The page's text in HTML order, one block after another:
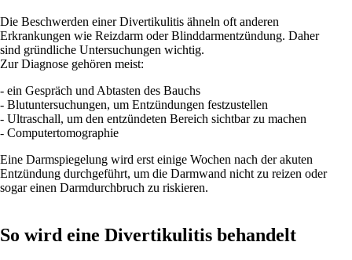
Die Beschwerden einer Divertikulitis ähneln oft anderen
Erkrankungen wie Reizdarm oder Blinddarmentzündung. Daher
sind gründliche Untersuchungen wichtig.
Zur Diagnose gehören meist:
- ein Gespräch und Abtasten des Bauchs
- Blutuntersuchungen, um Entzündungen festzustellen
- Ultraschall, um den entzündeten Bereich sichtbar zu machen
- Computertomographie
Eine Darmspiegelung wird erst einige Wochen nach der akuten
Entzündung durchgeführt, um die Darmwand nicht zu reizen oder
sogar einen Darmdurchbruch zu riskieren.
So wird eine Divertikulitis behandelt